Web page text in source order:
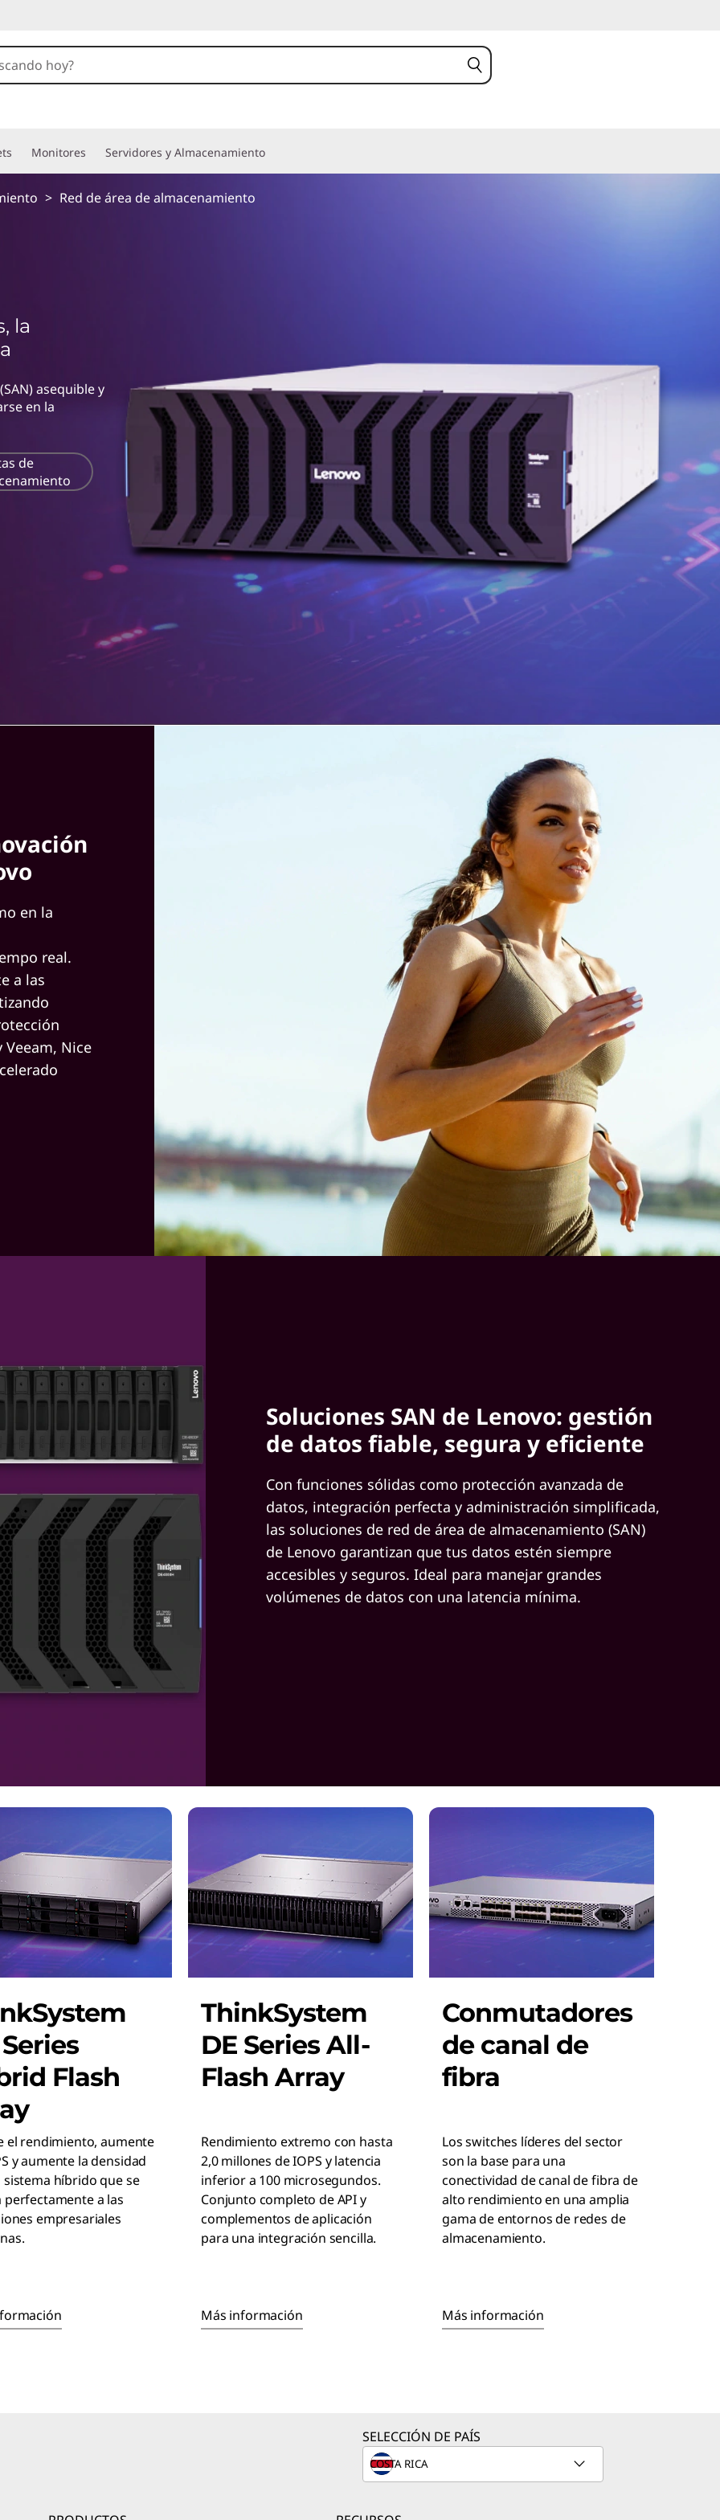
Monitores Servidores y Almacenamiento
> Red de área de almacenamiento
la
asequible y
en la
de
en la
real.
a las
Nice
Soluciones SAN de Lenovo: gestión
de datos fiable, segura y eficiente
Con funciones sólidas como protección avanzada de
datos, integración perfecta y administración simplificada,
las soluciones de red de área de almacenamiento (SAN)
de Lenovo garantizan que tus datos estén siempre
accesibles y seguros. Ideal para manejar grandes
volúmenes de datos con una latencia mínima.
Flash
el rendimiento, aumente
y aumente la densidad
sistema híbrido que se
perfectamente a las
empresariales
ThinkSystem
DE Series All-
Flash Array
Rendimiento extremo con hasta
2,0 millones de IOPS y latencia
inferior a 100 microsegundos.
Conjunto completo de API y
complementos de aplicación
para una integración sencilla.
Más información
Conmutadores
de canal de
fibra
Los switches líderes del sector
son la base para una
conectividad de canal de fibra de
alto rendimiento en una amplia
gama de entornos de redes de
almacenamiento.
Más información
SELECCIÓN DE PAÍS